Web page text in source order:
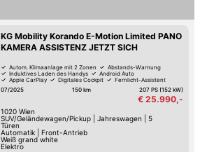
KG Mobility Korando E-Motion Limited PANO
KAMERA ASSISTENZ JETZT SICH
Autom. Klimaanlage mit 2 Zonen
Abstands-Warnung
Induktives Laden des Handys
Android Auto
Apple CarPlay
Digitales Cockpit
Fernlicht-Assistent
Verkehrszeichen-Erkennung
07/2025 150 km 207 PS (152 kW)
€ 25.990,-
1020 Wien
SUV/Geländewagen/Pickup| Jahreswagen
5
Türen
Automatik| Front-Antrieb
Weiß grand white
Elektro